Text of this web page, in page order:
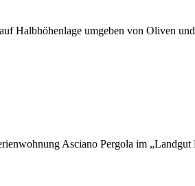
Halbhöhenlage umgeben von Oliven
Asciano Pergola im